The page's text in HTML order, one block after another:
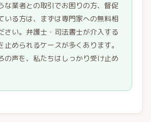
な業者との取引でお困りの方、督促
いる方は、まずは専門家への無料相
さい。弁護士・司法書士が介入する
止められるケースが多くあります。
の声を、私たちはしっかり受け止め